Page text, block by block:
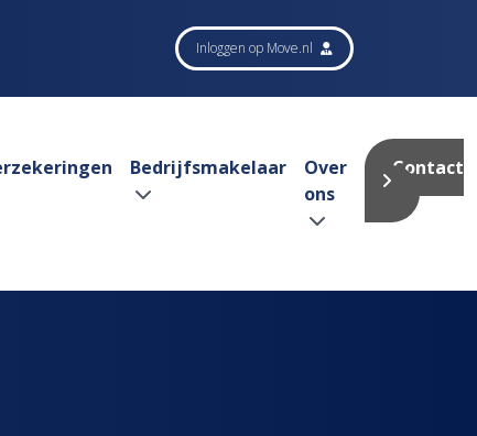
Inloggen op Move.nl
Bedrijfsmakelaar
Over
ons
Contact